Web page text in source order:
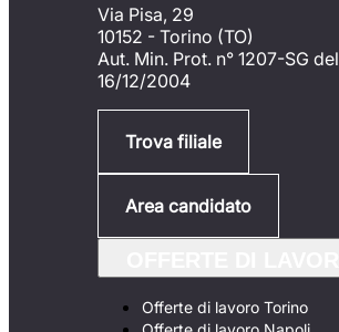
Via Pisa, 29
10152 - Torino (TO)
Aut. Min. Prot. n° 1207-SG del
16/12/2004
Trova filiale
Area candidato
Offerte di lavoro Torino